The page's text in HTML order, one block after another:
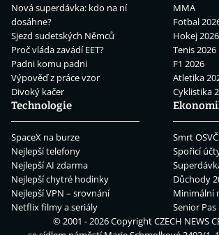
Nová superdávka: kdo na ní
dosáhne?
Sjezd sudetských Němců
Proč vláda zavádí EET?
Padni komu padni
Výpověď z práce vzor
Divoký kačer
MMA
Fotbal
Hokej 2026
Tenis 2026
F1 2026
Atletika
Cyklistika
Technologie
SpaceX na burze
Nejlepší telefony
Nejlepší AI zdarma
Nejlepší chytré hodinky
Nejlepší VPN – srovnání
Netflix filmy a seriály
Smrt OSVČ
Spořicí
Důchody
Minimální
Senior Pas
© 2001 - 2026 CopyrightCZECH NEWS